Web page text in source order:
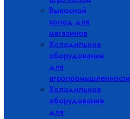
Выносной
холод для
магазинов
Холодильное
оборудование
для
агропромышленности
Холодильное
оборудование
для